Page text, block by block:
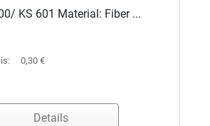
KS 601 Material: Fiber ...
0,30 €
Details